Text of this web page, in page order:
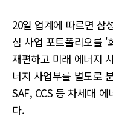
20일 업계에 따르면 삼
심 사업 포트폴리오를 '
재편하고 미래 에너지
너지 사업부를 별도로
SAF, CCS 등 차세대
다.